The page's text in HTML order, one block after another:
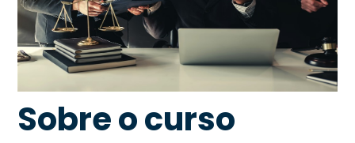
Sobre o curso